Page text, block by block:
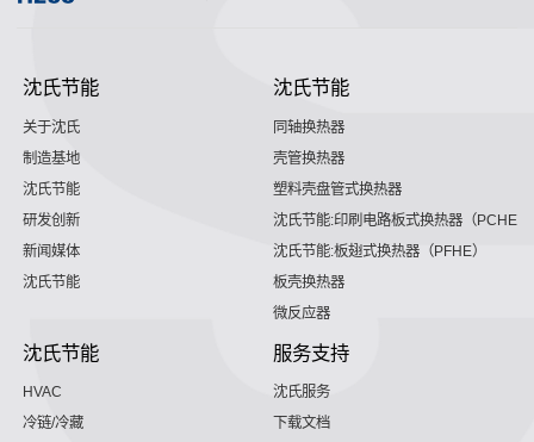
沈氏节能
关于沈氏
制造基地
沈氏节能
研发创新
新闻媒体
沈氏节能
沈氏节能
同轴换热器
壳管换热器
塑料壳盘管式换热器
沈氏节能:印刷电路板式换热器（PCHE）
沈氏节能:板翅式换热器（PFHE）
板壳换热器
微反应器
沈氏节能
HVAC
冷链/冷藏
服务支持
沈氏服务
下载文档